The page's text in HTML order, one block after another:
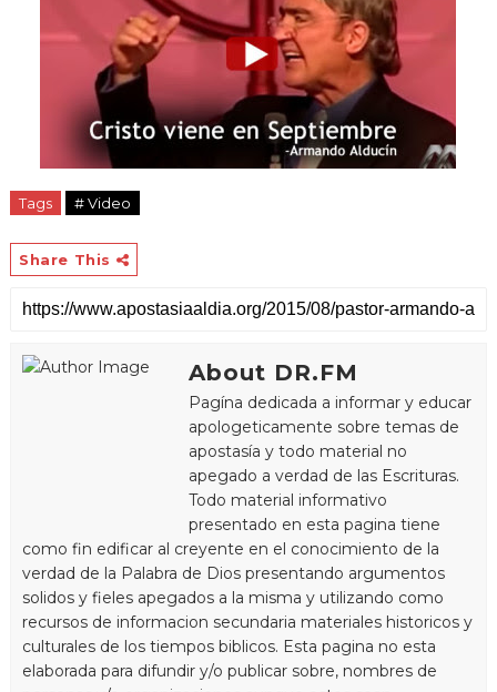
Tags # Video
Share This
About DR.FM
Pagína dedicada a informar y educar
apologeticamente sobre temas de
apostasía y todo material no
apegado a verdad de las Escrituras.
Todo material informativo
presentado en esta pagina tiene
como fin edificar al creyente en el conocimiento de la
verdad de la Palabra de Dios presentando argumentos
solidos y fieles apegados a la misma y utilizando como
recursos de informacion secundaria materiales historicos y
culturales de los tiempos biblicos. Esta pagina no esta
elaborada para difundir y/o publicar sobre, nombres de